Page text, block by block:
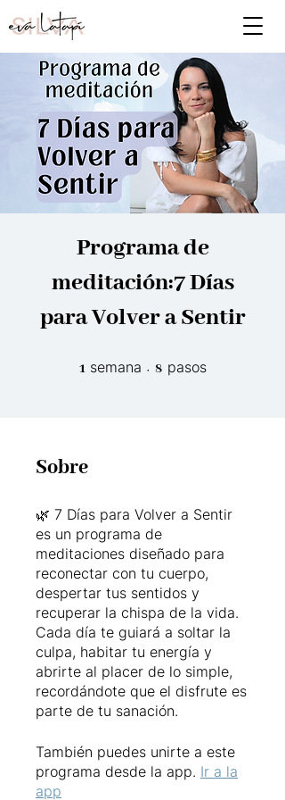
Programa de
meditación:7 Días
para Volver a Sentir
1 semana 8 pasos
Sobre
🌿 7 Días para Volver a Sentir
es un programa de
meditaciones diseñado para
reconectar con tu cuerpo,
despertar tus sentidos y
recuperar la chispa de la vida.
Cada día te guiará a soltar la
culpa, habitar tu energía y
abrirte al placer de lo simple,
recordándote que el disfrute es
parte de tu sanación.
También puedes unirte a este
programa desde la app. Ir a la
app